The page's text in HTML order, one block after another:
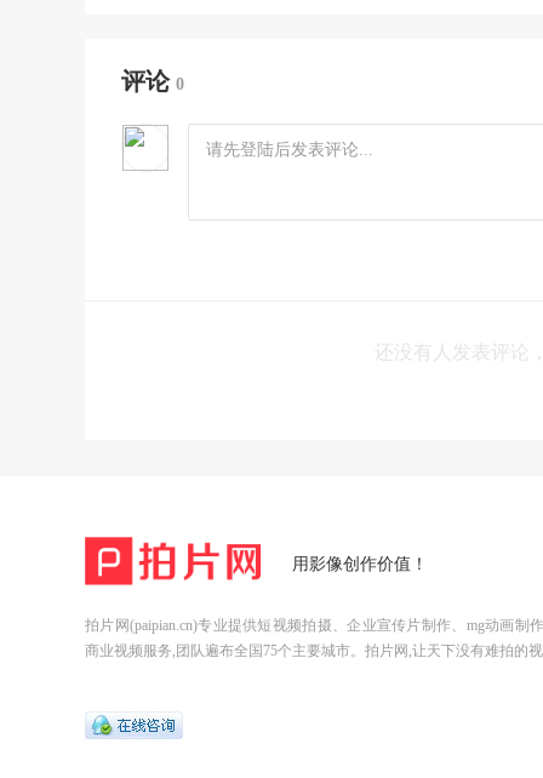
评论 0
还没有人发表评论
用影像创作价值！
拍片网(paipian.cn)专业提供短视频拍摄、企业宣传片制作、mg动画制
商业视频服务,团队遍布全国75个主要城市。拍片网,让天下没有难拍的